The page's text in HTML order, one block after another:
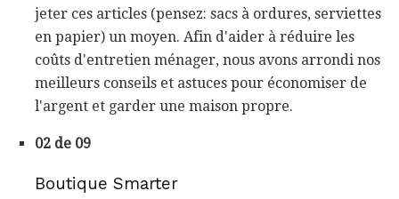
jeter ces articles (pensez: sacs à ordures, serviettes
en papier) un moyen. Afin d'aider à réduire les
coûts d'entretien ménager, nous avons arrondi nos
meilleurs conseils et astuces pour économiser de
l'argent et garder une maison propre.
02 de 09
Boutique Smarter